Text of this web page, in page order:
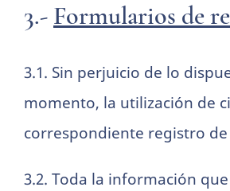
3.- Formularios de
3.1. Sin perjuicio de lo
momento, la utilización de
correspondiente registro
3.2. Toda la información